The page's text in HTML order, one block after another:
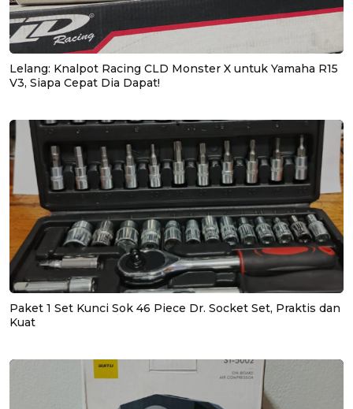
Lelang: Knalpot Racing CLD Monster X untuk Yamaha R15
V3, Siapa Cepat Dia Dapat!
Paket 1 Set Kunci Sok 46 Piece Dr. Socket Set, Praktis dan
Kuat